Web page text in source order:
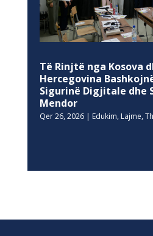
Të Rinjtë nga Kosova
Hercegovina
Sigurinë Digjitale dhe
Mendor
Qer 26, 2026| Edukim, Lajme,